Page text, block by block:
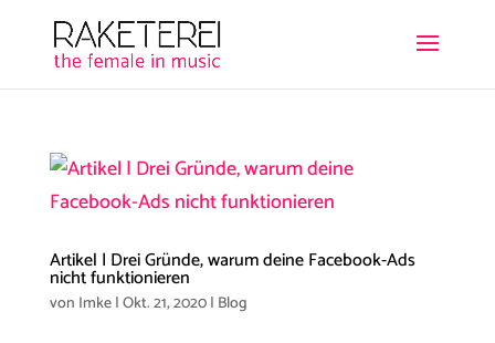
Artikel | Drei Gründe, warum deine Facebook-Ads
nicht funktionieren
von Imke|Okt. 21, 2020| Blog